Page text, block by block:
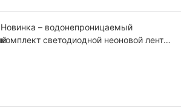
Новинка – водонепроницаемый
комплект светодиодной неоновой ленты